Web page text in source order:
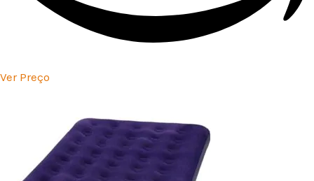
Ver Preço